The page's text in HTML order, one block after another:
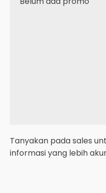
Tanyakan pada sales
informasi yang lebih